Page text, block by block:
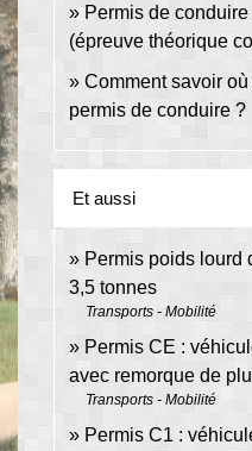
Permis de
(épreuve théorique
Comment savoir
permis de conduire ?
Et aussi
Permis poids lourd
3,5 tonnes
Transports - Mobilité
Permis CE :
avec remorque de
Transports - Mobilité
Permis C1 :